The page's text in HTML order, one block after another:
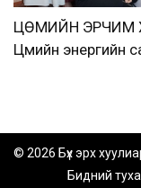
ЦӨМИЙН ЭРЧИМ
Цөмийн энергийн
© 2026 Бүх эрх
Бидний